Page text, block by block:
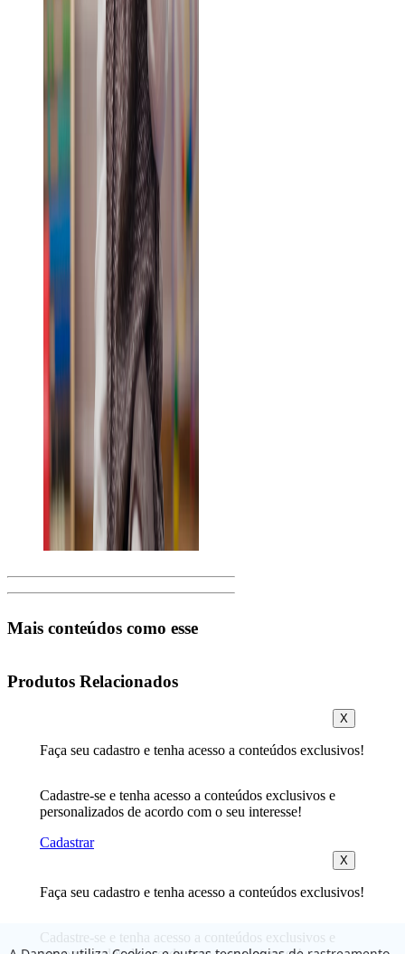
Mais conteúdos como esse
Produtos Relacionados
X
Faça seu cadastro e tenha acesso a conteúdos exclusivos!
Cadastre-se e tenha acesso a conteúdos exclusivos e
personalizados de acordo com o seu interesse!
Cadastrar
X
Faça seu cadastro e tenha acesso a conteúdos exclusivos!
Cadastre-se e tenha acesso a conteúdos exclusivos e